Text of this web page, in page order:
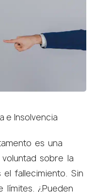
e Insolvencia
es una
sobre la
fallecimiento. Sin
límites. ¿Pueden